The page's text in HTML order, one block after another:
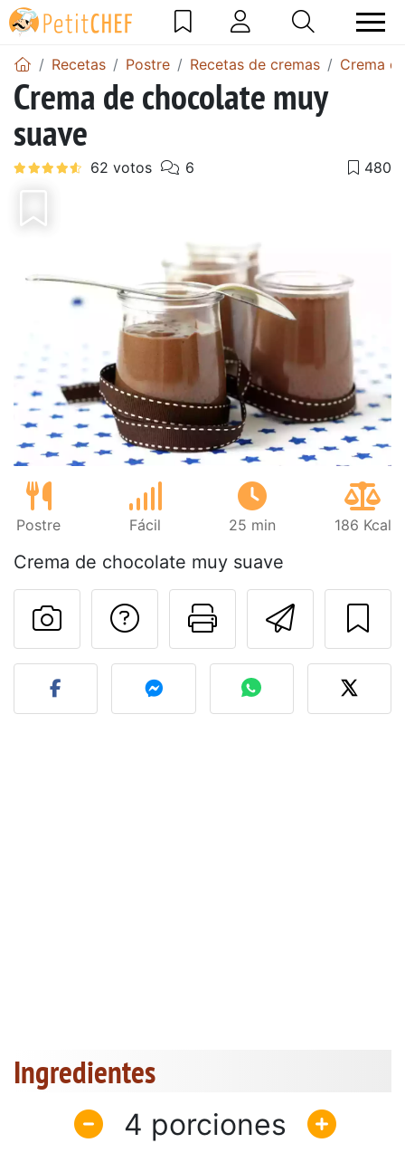
Recetas Postre Recetas de cremas Crema
Crema de chocolate muy
suave
Postre Fácil 25 min 186 Kcal
Crema de chocolate muy suave
Imprimir
Preguntar al autor
Publicar la foto de esta
Ingredientes
4